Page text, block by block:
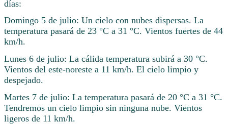
días:
Domingo 5 de julio: Un cielo con nubes dispersas. La
temperatura pasará de 23 °C a 31 °C. Vientos fuertes de 44
km/h.
Lunes 6 de julio: La cálida temperatura subirá a 30 °C.
Vientos del este-noreste a 11 km/h. El cielo limpio y
despejado.
Martes 7 de julio: La temperatura pasará de 20 °C a 31 °C.
Tendremos un cielo limpio sin ninguna nube. Vientos
ligeros de 11 km/h.